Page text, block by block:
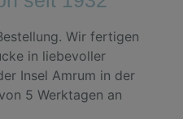
Wir fertigen
in liebevoller
Insel Amrum in der
5 Werktagen an